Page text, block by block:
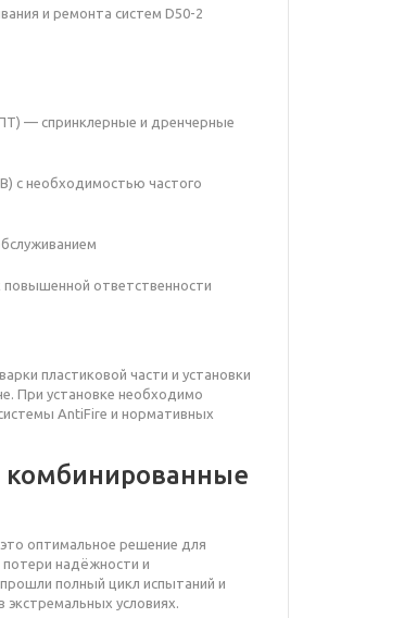
и ремонта систем D50-2
— спринклерные и дренчерные
с необходимостью частого
повышенной ответственности
пластиковой части и установки
При установке необходимо
AntiFire и нормативных
оптимальное решение для
потери надёжности и
прошли полный цикл испытаний и
условиях.